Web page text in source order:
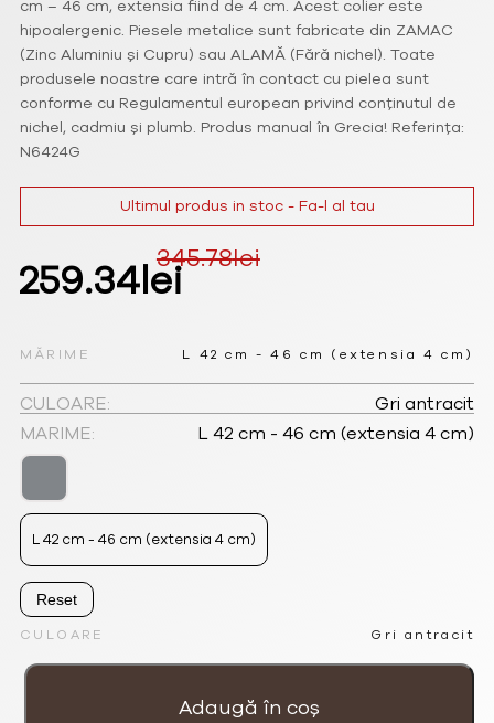
cm – 46 cm, extensia fiind de 4 cm. Acest colier este
hipoalergenic. Piesele metalice sunt fabricate din ZAMAC
(Zinc Aluminiu și Cupru) sau ALAMĂ (Fără nichel). Toate
produsele noastre care intră în contact cu pielea sunt
conforme cu Regulamentul european privind conținutul de
nichel, cadmiu și plumb. Produs manual în Grecia! Referința:
N6424G
345.78lei
Prețul
a
fost:
345.78lei.
259.34leiPrețul
este:
259.34lei.
CULOARE Gri antracit
MĂRIME L 42 cm - 46 cm (extensia 4 cm)
CULOARE:
Gri antracit
MARIME:
L 42 cm - 46 cm (extensia 4 cm)
L 42 cm - 46 cm (extensia 4 cm)
Reset
Ultimul produs in stoc - Fa-l al tau
Cantitate
Adaugă în coș